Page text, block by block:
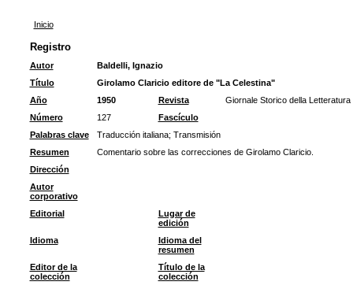
Inicio
Registro
Autor
Baldelli, Ignazio
Título
Girolamo Claricio editore de "La Celestina"
Año
1950 Revista
Giornale Storico della Letteratura
Número
127
Fascículo
Palabras clave
Traducción italiana; Transmisión
Resumen
Comentario sobre las correcciones de Girolamo Claricio.
Dirección
Autor
corporativo
Editorial
Lugar de
edición
Idioma
Idioma del
resumen
Editor de la
colección
Título de la
colección